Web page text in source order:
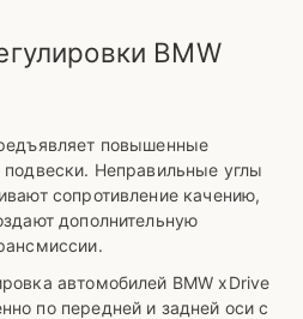
BMW
повышенные
Неправильные углы
сопротивление качению,
дополнительную
автомобилей BMW xDrive
по передней и задней оси с